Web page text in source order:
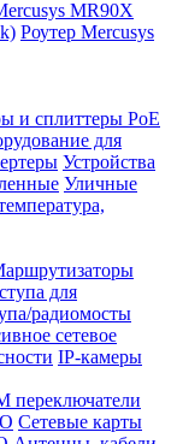
MR90X
Роутер Mercusys
и сплиттеры PoE
для
Устройства
Уличные
для
радиомосты
сетевое
IP-камеры
переключатели
Сетевые карты